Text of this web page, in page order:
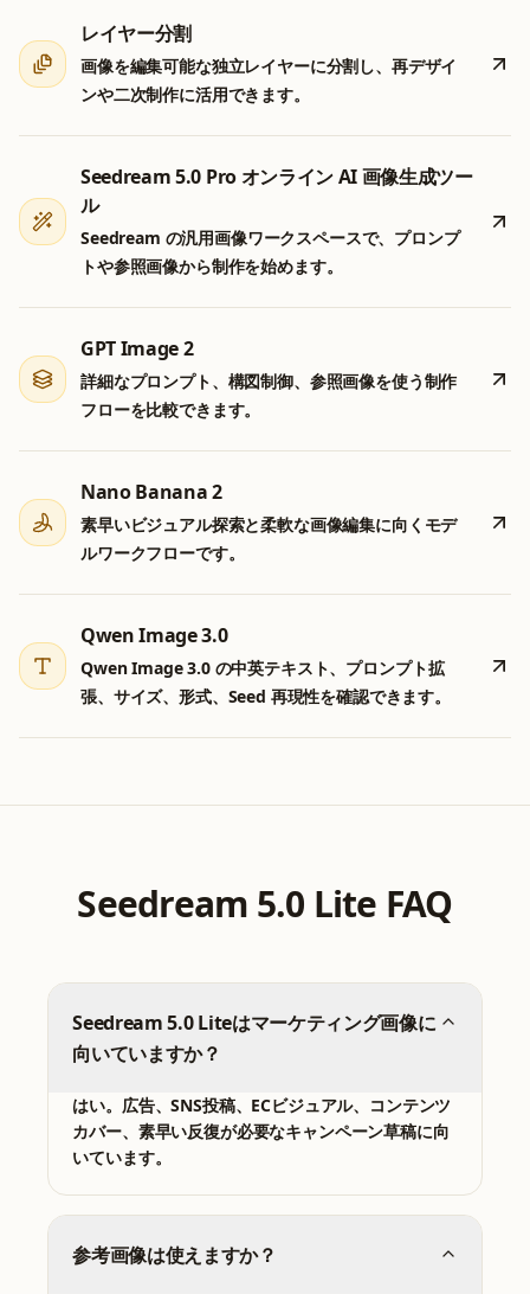
レイヤー分割
画像を編集可能な独立レイヤーに分割し、再デザイ
ンや二次制作に活用できます。
Seedream 5.0 Pro オンライン AI 画像生成ツー
ル
Seedream の汎用画像ワークスペースで、プロンプ
トや参照画像から制作を始めます。
GPT Image 2
詳細なプロンプト、構図制御、参照画像を使う制作
フローを比較できます。
Nano Banana 2
素早いビジュアル探索と柔軟な画像編集に向くモデ
ルワークフローです。
Qwen Image 3.0
Qwen Image 3.0 の中英テキスト、プロンプト拡
張、サイズ、形式、Seed 再現性を確認できます。
Seedream 5.0 Lite FAQ
Seedream 5.0 Liteはマーケティング画像に
向いていますか？
はい。広告、SNS投稿、ECビジュアル、コンテンツ
カバー、素早い反復が必要なキャンペーン草稿に向
いています。
参考画像は使えますか？